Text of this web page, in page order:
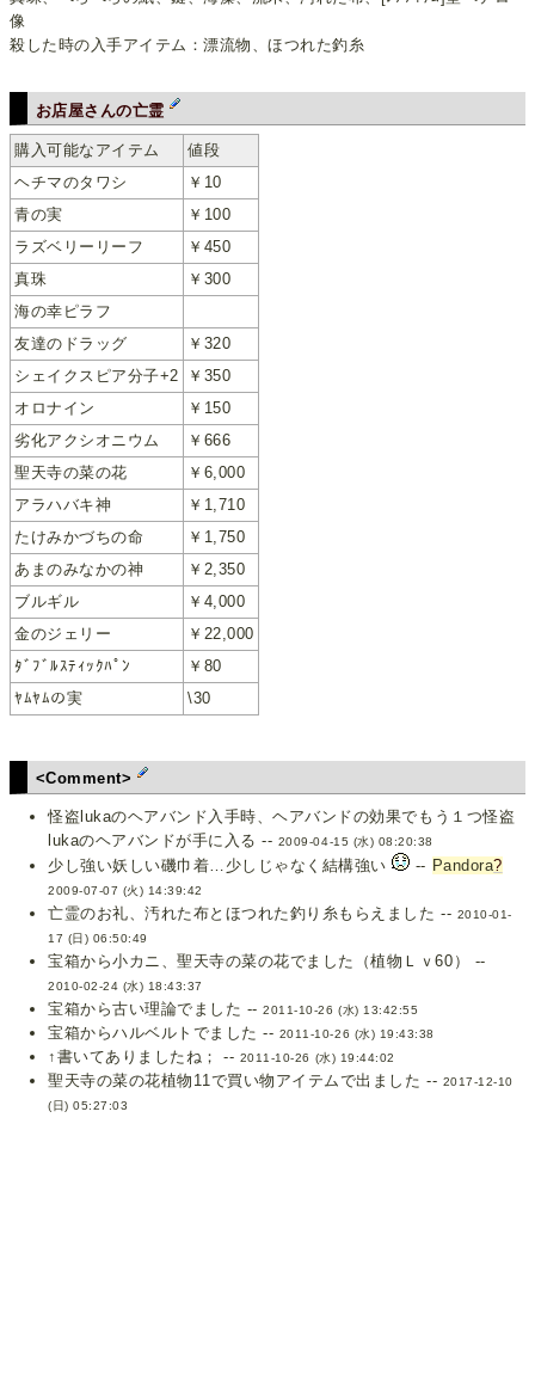
像
殺した時の入手アイテム：漂流物、ほつれた釣糸
お店屋さんの亡霊
購入可能なアイテム
値段
ヘチマのタワシ
￥10
青の実
￥100
ラズベリーリーフ
￥450
真珠
￥300
海の幸ピラフ
友達のドラッグ
￥320
シェイクスピア分子+2
￥350
オロナイン
￥150
劣化アクシオニウム
￥666
聖天寺の菜の花
￥6,000
アラハバキ神
￥1,710
たけみかづちの命
￥1,750
あまのみなかの神
￥2,350
ブルギル
￥4,000
金のジェリー
￥22,000
ﾀﾞﾌﾞﾙｽﾃｨｯｸﾊﾟﾝ
￥80
ﾔﾑﾔﾑの実
\30
<Comment>
怪盗lukaのヘアバンド入手時、ヘアバンドの効果でもう１つ怪盗
lukaのヘアバンドが手に入る -- 2009-04-15 (水) 08:20:38
少し強い妖しい磯巾着…少しじゃなく結構強い -- Pandora?
2009-07-07 (火) 14:39:42
亡霊のお礼、汚れた布とほつれた釣り糸もらえました -- 2010-01-
17 (日) 06:50:49
宝箱から小カニ、聖天寺の菜の花でました（植物Ｌｖ60） --
2010-02-24 (水) 18:43:37
宝箱から古い理論でました --2011-10-26 (水) 13:42:55
宝箱からハルベルトでました -- 2011-10-26 (水) 19:43:38
↑書いてありましたね； -- 2011-10-26 (水) 19:44:02
聖天寺の菜の花植物11で買い物アイテムで出ました -- 2017-12-10
(日) 05:27:03